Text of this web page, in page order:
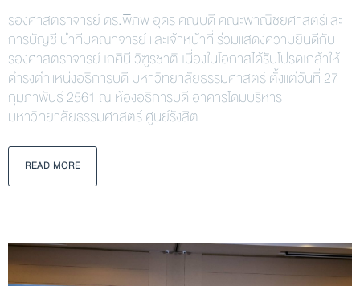
รองศาสตราจารย์ ดร.พิภพ อุดร คณบดี คณะพาณิชยศาสตร์และ
การบัญชี นำทีมคณาจารย์ และเจ้าหน้าที่ ร่วมแสดงความยินดีกับ
รองศาสตราจารย์ เกศินี วิฑูรชาติ เนื่องในโอกาสได้รับโปรดเกล้าให้
ดำรงตำแหน่งอธิการบดี มหาวิทยาลัยธรรมศาสตร์ ตั้งแต่วันที่ 27
กุมภาพันธ์ 2561 ณ ห้องอธิการบดี อาคารโดมบริหาร
มหาวิทยาลัยธรรมศาสตร์ ศูนย์รังสิต
READ MORE